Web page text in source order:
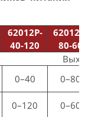
62012P-
40-120
62012P-
80-60
0–40
0–80
0–120
0–60